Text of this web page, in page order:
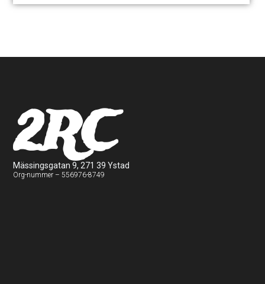
2RC
Mässingsgatan 9, 271 39 Ystad
Org-nummer – 556976-8749